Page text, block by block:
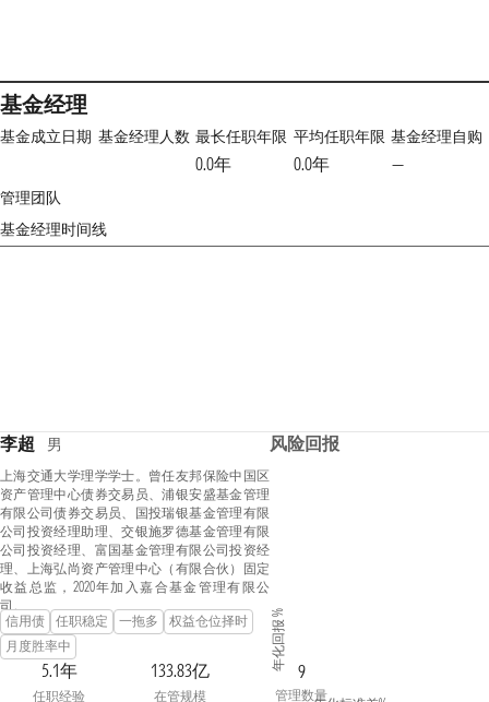
基金经理
基金成立日期 基金经理人数 最长任职年限
0.0年
平均任职年限
0.0年
基金经理自购
—
管理团队
基金经理时间线
李超 男
上海交通大学理学学士。曾任友邦保险中国区
资产管理中心债券交易员、浦银安盛基金管理
有限公司债券交易员、国投瑞银基金管理有限
公司投资经理助理、交银施罗德基金管理有限
公司投资经理、富国基金管理有限公司投资经
理、上海弘尚资产管理中心（有限合伙）固定
收益总监，2020年加入嘉合基金管理有限公
司。
信用债
任职稳定 一拖多
权益仓位择时
月度胜率中
5.1年
任职经验
133.83亿
在管规模
9
管理数量
风险回报
年化回报 %